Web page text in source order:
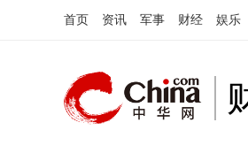
首页 资讯 军事 财经 娱乐